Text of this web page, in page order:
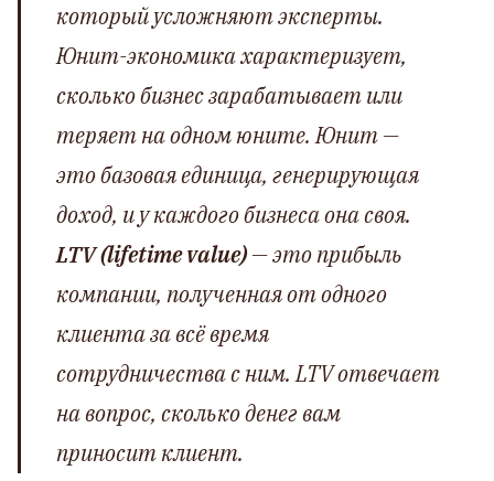
который усложняют эксперты.
Юнит-экономика характеризует,
сколько бизнес зарабатывает или
теряет на одном юните. Юнит —
это базовая единица, генерирующая
доход, и у каждого бизнеса она своя.
LTV (lifetime value)— это прибыль
компании, полученная от одного
клиента за всё время
сотрудничества с ним. LTV отвечает
на вопрос, сколько денег вам
приносит клиент.